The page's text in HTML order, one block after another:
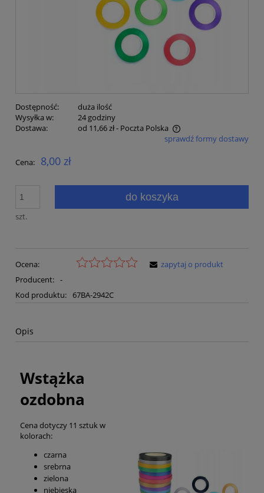
Dostępność:
duża ilość
Wysyłka w:
24 godziny
Dostawa:
od 11,66 zł- Poczta Polska
Cena nie zawiera ewentualnych kosztów płatnościsprawdź formy dostawy
Cena: 8,00 zł
szt.
do koszyka
Ocena:
Producent: -
Kod produktu: 67BA-2942C
zapytaj o produkt
Opis
Wstążka
ozdobna
Cena dotyczy 11 sztuk w
kolorach:
czarna
srebrna
zielona
niebieska